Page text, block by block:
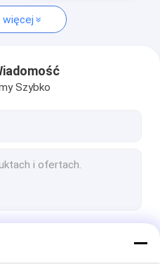
więcej
Szybko